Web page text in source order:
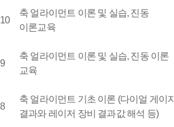
10
축 얼라이먼트 이론 및 실습, 진동
이론교육
9
축 얼라이먼트 이론 및 실습, 진동 이론
교육
8
축 얼라이먼트 기초 이론 (다이얼 게이지
결과와 레이저 장비 결과값 해석 등)